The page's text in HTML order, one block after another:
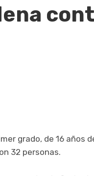
grado, de 16 años
32 personas.